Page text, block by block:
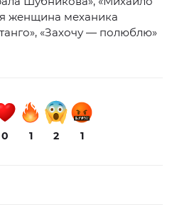
женщина механика
«Захочу — полюблю»
0 1 2 1